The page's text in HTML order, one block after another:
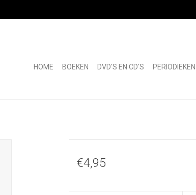
HOME BOEKEN DVD'S EN CD'S PERIODIEKEN
€4,95